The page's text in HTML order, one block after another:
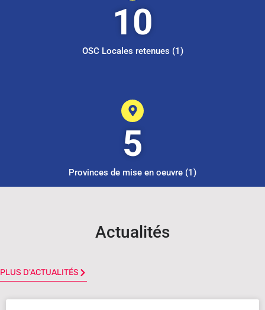
Provinces de mise en oeuvre (1)
5
OSC Locales retenues (1)
10
Actualités
PLUS D'ACTUALITÉS